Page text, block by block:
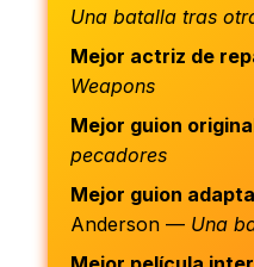
Una batalla tras
Mejor actriz de
Weapons
Mejor guion
pecadores
Mejor guion
Anderson — Una